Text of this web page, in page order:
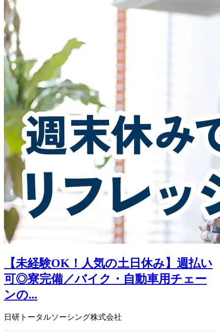
【未経験OK！人気の土日休み】週払い
可◎寮完備／バイク・自動車用チェー
ンの...
日研トータルソーシング株式会社